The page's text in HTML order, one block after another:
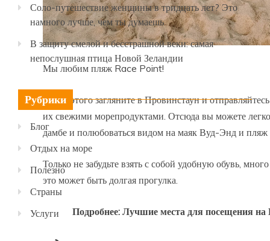
Мы любим пляж Race Point!
После этого загляните в Провинстаун и
их свежими морепродуктами. Отсюда вы можете легко
дамбе и полюбоваться видом на маяк Вуд-Энд и
Только не забудьте взять с собой удобную обувь,
это может быть долгая прогулка.
Подробнее: Лучшие места для посещения на
Соло-путешествие женщины в тридцать лет? Это
намного лучше, чем ты думаешь
В защиту смелой и бесстрашной веки: самая
непослушная птица Новой Зеландии
Рубрики
Блог
Отдых на море
Полезно
Страны
Услуги